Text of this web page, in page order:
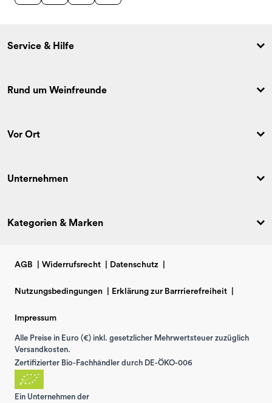
Service & Hilfe
Rund um Weinfreunde
Vor Ort
Unternehmen
Kategorien & Marken
AGB Widerrufsrecht Datenschutz
Nutzungsbedingungen Erklärung zur Barrrierefreiheit
Impressum
Alle Preise in Euro (€) inkl. gesetzlicher Mehrwertsteuer zuzüglich
Versandkosten.
Zertifizierter Bio-Fachhändler durch DE-ÖKO-006
Ein Unternehmen der